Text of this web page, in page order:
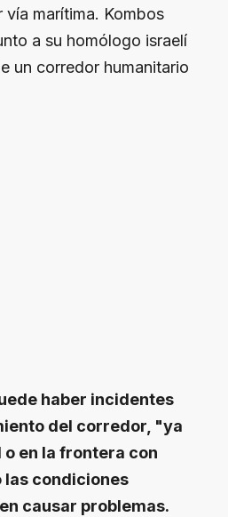
marítima. Kombos
a su homólogo israelí
un corredor humanitario
haber incidentes
del corredor, "ya
o en la frontera con
las condiciones
causar problemas.